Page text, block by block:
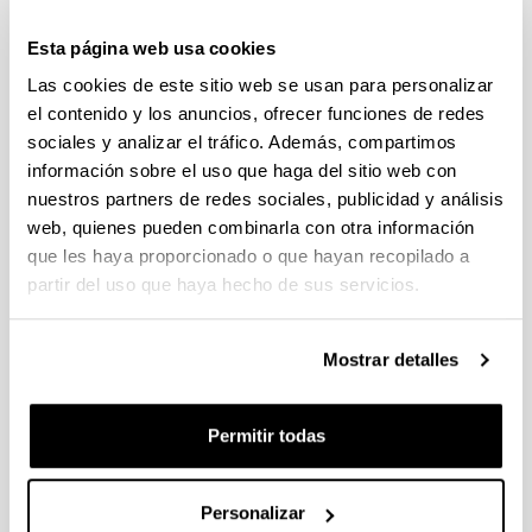
Esta página web usa cookies
Las cookies de este sitio web se usan para personalizar
el contenido y los anuncios, ofrecer funciones de redes
sociales y analizar el tráfico. Además, compartimos
información sobre el uso que haga del sitio web con
nuestros partners de redes sociales, publicidad y análisis
web, quienes pueden combinarla con otra información
que les haya proporcionado o que hayan recopilado a
partir del uso que haya hecho de sus servicios.
Mostrar detalles
Permitir todas
Personalizar
Internacionales
Especialización en Infraestructuras
Científicas y Organismos Internacionales
22/07/2011
Difusión de la Convocatoria 2011 del Subprograma de
Especialización en Infraestructuras Científicas y
Organismos Internacionales, publicada en el BOE el día
14 de julio de 2011, y cuyo objetivo es la formación de
infraestructuras científicas internacionales de las que
destacadas.
Con esta iniciativa, el Ministerio de Ciencia e Innovación
(MICINN) financia la contratación de hasta 25 titulados
infraestructuras científicas internacionales que ofrecen